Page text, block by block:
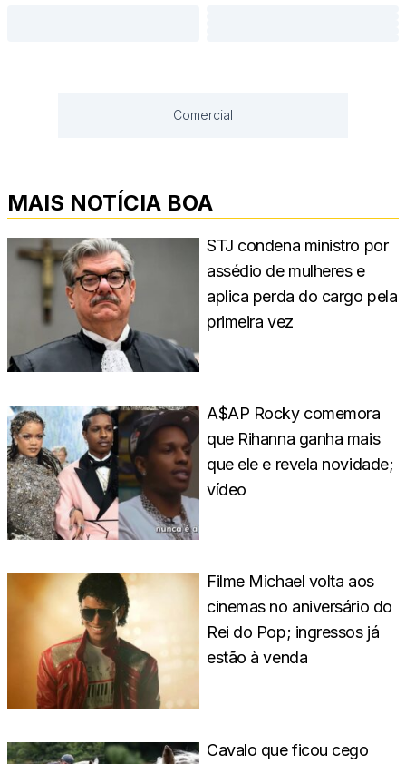
Comercial
MAIS NOTÍCIA BOA
STJ condena ministro por
assédio de mulheres e
aplica perda do cargo pela
primeira vez
A$AP Rocky comemora
que Rihanna ganha mais
que ele e revela novidade;
vídeo
Filme Michael volta aos
cinemas no aniversário do
Rei do Pop; ingressos já
estão à venda
Cavalo que ficou cego